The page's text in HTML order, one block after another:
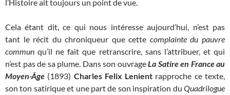
l’Histoire ait toujours un point de vue.
Cela étant dit, ce qui nous intéresse aujourd’hui, n’est pas
tant le récit du chroniqueur que cette complainte du pauvre
commun qu’il ne fait que retranscrire, sans l’attribuer, et qui
n’est pas de sa plume. Dans son ouvrageLa Satire en France au
Moyen-Âge (1893) Charles Felix Lenient rapproche ce texte,
son ton satirique et une part de son inspiration du Quadrilogue